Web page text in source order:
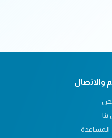
والاتصال
المساعدة